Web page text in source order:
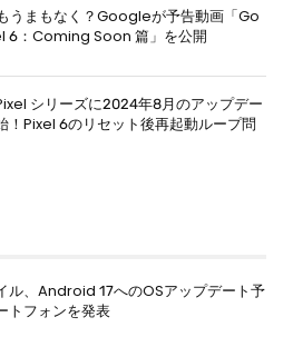
うまもなく？Googleが予告動画「Go
6：Coming Soon 篇」を公開
シリーズに2024年8月のアップデー
！Pixel 6のリセット後再起動ループ問
ル、Android 17へのOSアップデート予
トフォンを発表